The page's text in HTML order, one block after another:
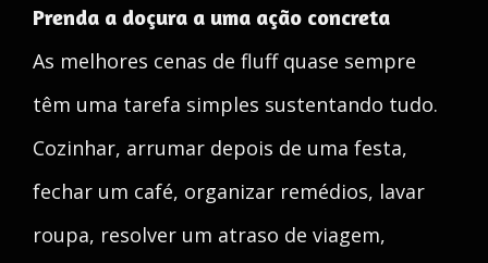
Prenda a doçura a uma ação concreta
As melhores cenas de fluff quase sempre
têm uma tarefa simples sustentando tudo.
Cozinhar, arrumar depois de uma festa,
fechar um café, organizar remédios, lavar
roupa, resolver um atraso de viagem,